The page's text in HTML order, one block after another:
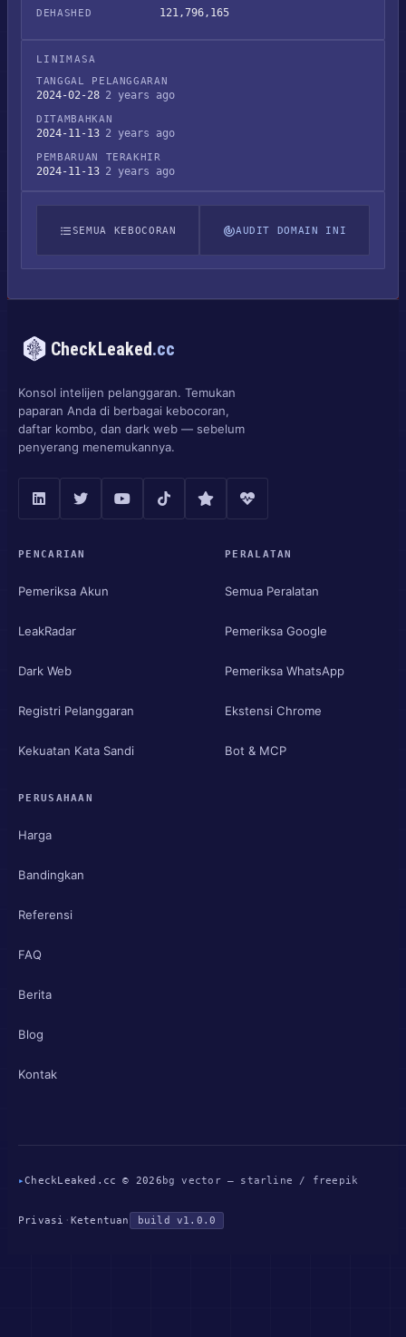
DEHASHED 121,796,165
LINIMASA
TANGGAL PELANGGARAN
2024-02-28 2 years ago
DITAMBAHKAN
2024-11-13 2 years ago
PEMBARUAN TERAKHIR
2024-11-13 2 years ago
SEMUA KEBOCORAN AUDIT DOMAIN INI
CheckLeaked.cc
Konsol intelijen pelanggaran. Temukan
paparan Anda di berbagai kebocoran,
daftar kombo, dan dark web — sebelum
penyerang menemukannya.
PENCARIAN
Pemeriksa Akun
LeakRadar
Dark Web
Registri Pelanggaran
Kekuatan Kata Sandi
PERALATAN
Semua Peralatan
Pemeriksa Google
Pemeriksa WhatsApp
Ekstensi Chrome
Bot & MCP
PERUSAHAAN
Harga
Bandingkan
Referensi
FAQ
Berita
Blog
Kontak
▸CheckLeaked.cc © 2026 bg vector — starline / freepik
Privasi · Ketentuan build v1.0.0